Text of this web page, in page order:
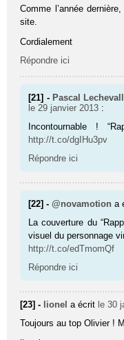
Comme l’année
site.
Cordialement
Répondre ici
[21] - Pascal
le 29 janvier 2013 :
Incontournable !
http://t.co/dgIHu3pv
Répondre ici
[22] -@novamotion a
La couverture du
visuel du personnage
http://t.co/edTmomQf
Répondre ici
[23] - lionel a écrit le 30
Toujours au top Olivier !